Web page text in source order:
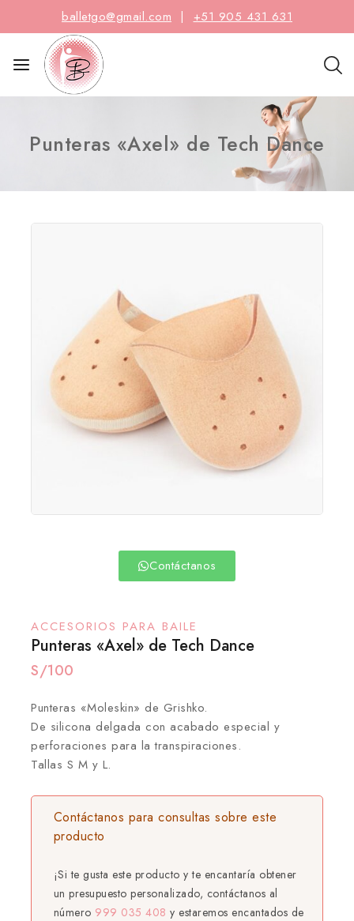
balletgo@gmail.com | +51 905 431 631
Punteras «Axel» de Tech Dance
Contáctanos
ACCESORIOS PARA BAILE
Punteras «Axel» de Tech Dance
S/100
Punteras «Moleskin» de Grishko.
De silicona delgada con acabado especial y
perforaciones para la transpiraciones.
Tallas S M y L.
Contáctanos para consultas sobre este
producto
¡Si te gusta este producto y te encantaría obtener
un presupuesto personalizado, contáctanos al
número 999 035 408 y estaremos encantados de